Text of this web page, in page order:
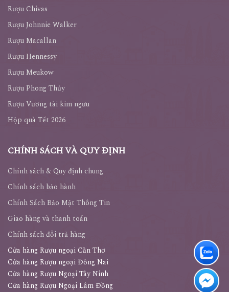
Rượu Chivas
Rượu Johnnie Walker
Rượu Macallan
Rượu Hennessy
Rượu Meukow
Rượu Phong Thủy
Rượu Vương tài kim ngưu
Hộp quà Tết 2026
CHÍNH SÁCH VÀ QUY ĐỊNH
Chính sách & Quy định chung
Chính sách bảo hành
Chính Sách Bảo Mật Thông Tin
Giao hàng và thanh toán
Chính sách đổi trả hàng
Cửa hàng Rượu ngoại Cần Thơ
Cửa hàng Rượu ngoại Đồng Nai
Cửa hàng Rượu Ngoại Tây Ninh
Cửa hàng Rượu Ngoại Lâm Đồng